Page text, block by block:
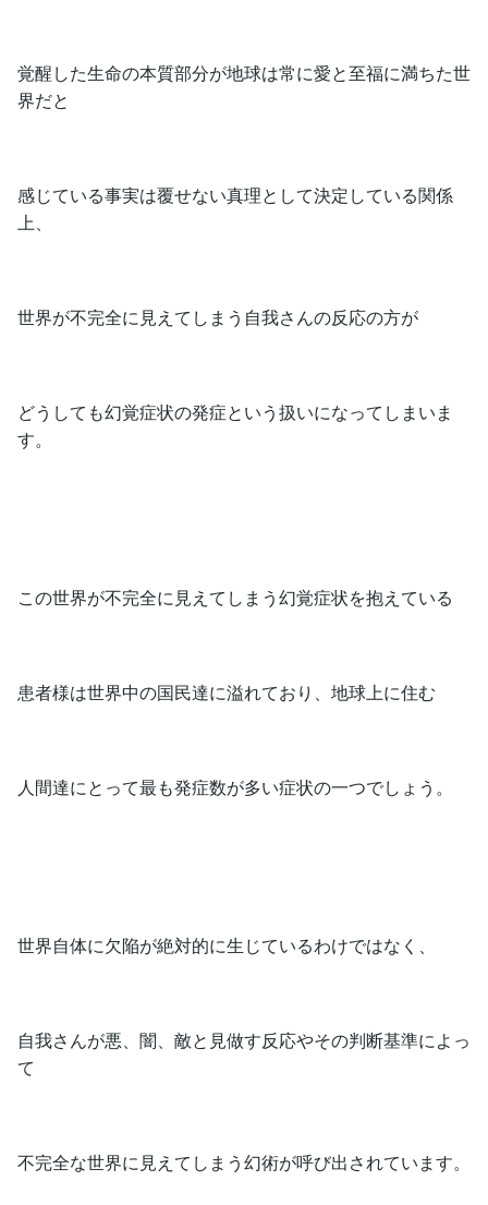
覚醒した生命の本質部分が地球は常に愛と至福に満ちた世
界だと
感じている事実は覆せない真理として決定している関係
上、
世界が不完全に見えてしまう自我さんの反応の方が
どうしても幻覚症状の発症という扱いになってしまいま
す。
この世界が不完全に見えてしまう幻覚症状を抱えている
患者様は世界中の国民達に溢れており、地球上に住む
人間達にとって最も発症数が多い症状の一つでしょう。
世界自体に欠陥が絶対的に生じているわけではなく、
自我さんが悪、闇、敵と見做す反応やその判断基準によっ
て
不完全な世界に見えてしまう幻術が呼び出されています。